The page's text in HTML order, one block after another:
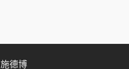
施德博